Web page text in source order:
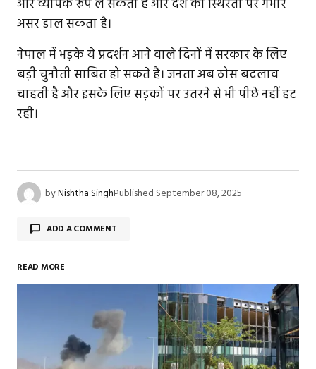
और व्यापक रूप ले सकता है और देश की स्थिरता पर गंभीर
असर डाल सकता है।
नेपाल में भड़के ये प्रदर्शन आने वाले दिनों में सरकार के लिए
बड़ी चुनौती साबित हो सकते हैं। जनता अब ठोस बदलाव
चाहती है और इसके लिए सड़कों पर उतरने से भी पीछे नहीं हट
रही।
byNishtha SinghPublished September 08, 2025
ADD A COMMENT
Your email address will not be published.Required
Comment
READ MORE